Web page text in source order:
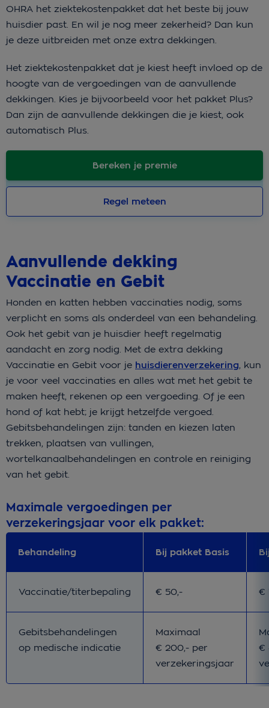
OHRA het ziektekostenpakket dat het beste bij jouw
huisdier past. En wil je nog meer zekerheid? Dan kun
je deze uitbreiden met onze extra dekkingen.
Het ziektekostenpakket dat je kiest heeft invloed op de
hoogte van de vergoedingen van de aanvullende
dekkingen. Kies je bijvoorbeeld voor het pakket Plus?
Dan zijn de aanvullende dekkingen die je kiest, ook
automatisch Plus.
Bereken je premie
Regel meteen
Aanvullende dekking
Vaccinatie en Gebit
Honden en katten hebben vaccinaties nodig, soms
verplicht en soms als onderdeel van een behandeling.
Ook het gebit van je huisdier heeft regelmatig
aandacht en zorg nodig. Met de extra dekking
Vaccinatie en Gebit voor je huisdierenverzekering, kun
je voor veel vaccinaties en alles wat met het gebit te
maken heeft, rekenen op een vergoeding. Of je een
hond of kat hebt; je krijgt hetzelfde vergoed.
Gebitsbehandelingen zijn: tanden en kiezen laten
trekken, plaatsen van vullingen,
wortelkanaalbehandelingen en controle en reiniging
van het gebit.
Maximale vergoedingen per
verzekeringsjaar voor elk pakket:
Behandeling Bij pakket Basis
Vaccinatie/titerbepaling Bij pakket Basis
€ 50,- €
Gebitsbehandelingen
op medische indicatie
Bij pakket Basis
Maximaal
€ 200,- per
verzekeringsjaar
€